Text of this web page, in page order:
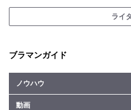
ライ
ブラマンガイド
ノウハウ
動画